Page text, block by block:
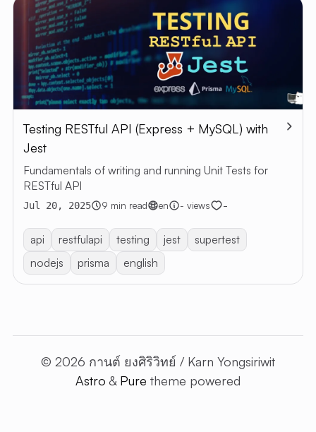
Testing RESTful API (Express + MySQL) with
Jest
Fundamentals of writing and running Unit Tests for
RESTful API
Jul 20, 2025 9 min read en - views -
api restfulapi testing jest
supertest
nodejs
prisma english
© 2026 กานต์ ยงศิริวิทย์ / Karn Yongsiriwit
Astro & Pure theme powered